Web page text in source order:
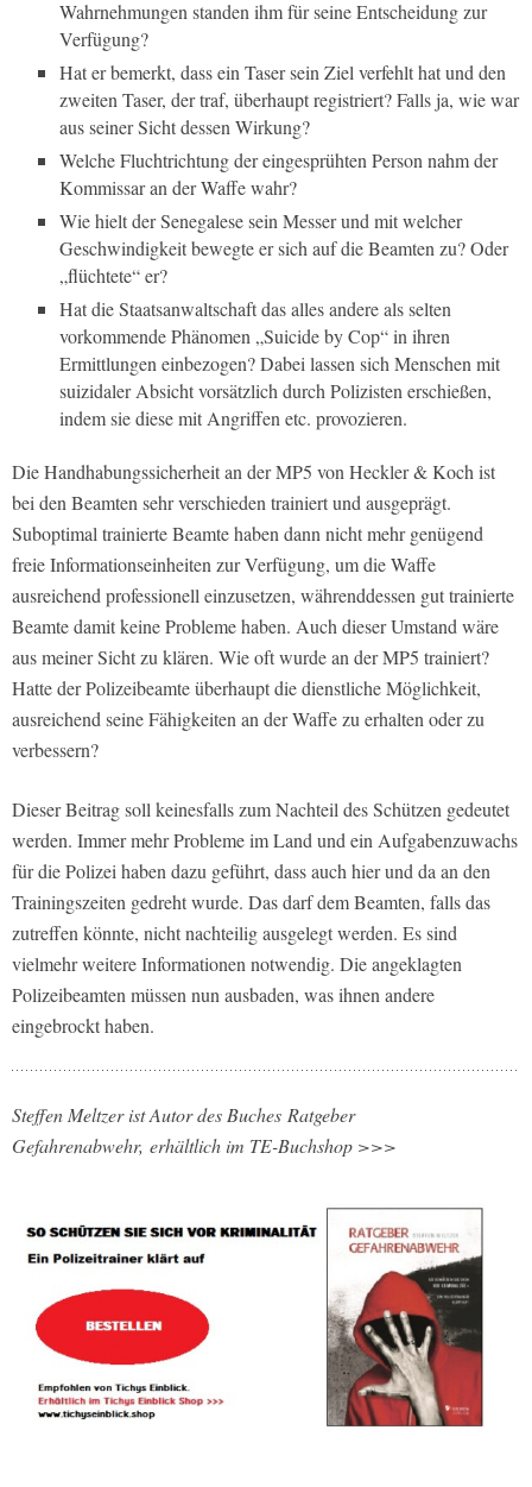
Wahrnehmungen standen ihm für seine Entscheidung zur
Verfügung?
Hat er bemerkt, dass ein Taser sein Ziel verfehlt hat und den
zweiten Taser, der traf, überhaupt registriert? Falls ja, wie war
aus seiner Sicht dessen Wirkung?
Welche Fluchtrichtung der eingesprühten Person nahm der
Kommissar an der Waffe wahr?
Wie hielt der Senegalese sein Messer und mit welcher
Geschwindigkeit bewegte er sich auf die Beamten zu? Oder
„flüchtete“ er?
Hat die Staatsanwaltschaft das alles andere als selten
vorkommende Phänomen „Suicide by Cop“ in ihren
Ermittlungen einbezogen? Dabei lassen sich Menschen mit
suizidaler Absicht vorsätzlich durch Polizisten erschießen,
indem sie diese mit Angriffen etc. provozieren.
Die Handhabungssicherheit an der MP5 von Heckler & Koch ist
bei den Beamten sehr verschieden trainiert und ausgeprägt.
Suboptimal trainierte Beamte haben dann nicht mehr genügend
freie Informationseinheiten zur Verfügung, um die Waffe
ausreichend professionell einzusetzen, währenddessen gut trainierte
Beamte damit keine Probleme haben. Auch dieser Umstand wäre
aus meiner Sicht zu klären. Wie oft wurde an der MP5 trainiert?
Hatte der Polizeibeamte überhaupt die dienstliche Möglichkeit,
ausreichend seine Fähigkeiten an der Waffe zu erhalten oder zu
verbessern?
Dieser Beitrag soll keinesfalls zum Nachteil des Schützen gedeutet
werden. Immer mehr Probleme im Land und ein Aufgabenzuwachs
für die Polizei haben dazu geführt, dass auch hier und da an den
Trainingszeiten gedreht wurde. Das darf dem Beamten, falls das
zutreffen könnte, nicht nachteilig ausgelegt werden. Es sind
vielmehr weitere Informationen notwendig. Die angeklagten
Polizeibeamten müssen nun ausbaden, was ihnen andere
eingebrockt haben.
Steffen Meltzer ist Autor des Buches Ratgeber
Gefahrenabwehr, erhältlich im TE-Buchshop >>>